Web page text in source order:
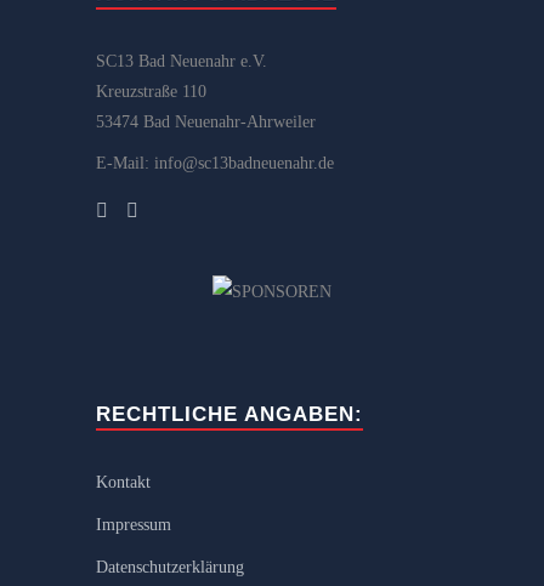
SC13 Bad Neuenahr e.V.
Kreuzstraße 110
53474 Bad Neuenahr-Ahrweiler
E-Mail: info@sc13badneuenahr.de
RECHTLICHE ANGABEN:
Kontakt
Impressum
Datenschutzerklärung